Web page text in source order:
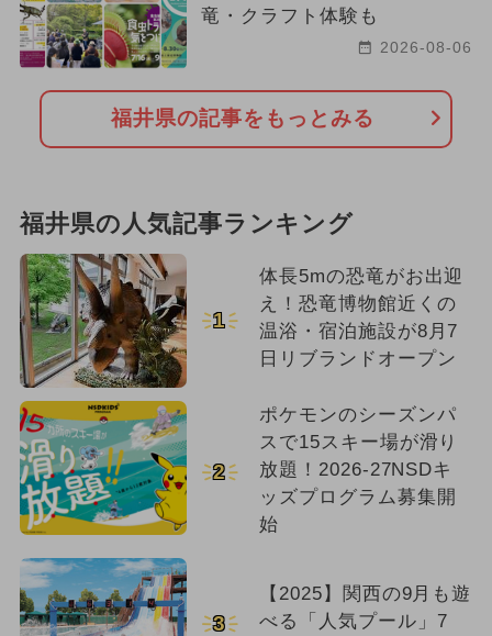
竜・クラフト体験も
2026-08-06
福井県の記事をもっとみる
福井県の人気記事ランキング
1
体長5mの恐竜がお出迎
え！恐竜博物館近くの
温浴・宿泊施設が8月7
日リブランドオープン
2
ポケモンのシーズンパ
スで15スキー場が滑り
放題！2026-27NSDキ
ッズプログラム募集開
始
3
【2025】関西の9月も遊
べる「人気プール」7